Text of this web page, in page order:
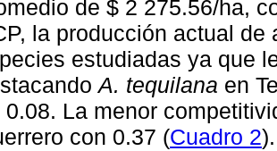
de $ 2 275.56/ha,
la producción actual
estudiadas ya que
A. tequilana en
0.08. La menor
con 0.37 (Cuadro 2).